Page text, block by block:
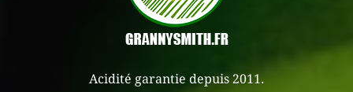
Acidité garantie depuis 2011.